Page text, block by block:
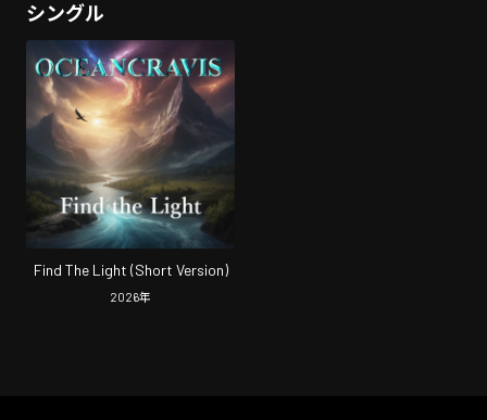
シングル
Find The Light (Short Version)
2026年